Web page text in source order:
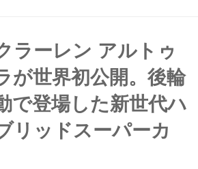
。
ラーレン アルトゥ
が世界初公開。後輪
で登場した新世代ハ
リッドスーパーカ